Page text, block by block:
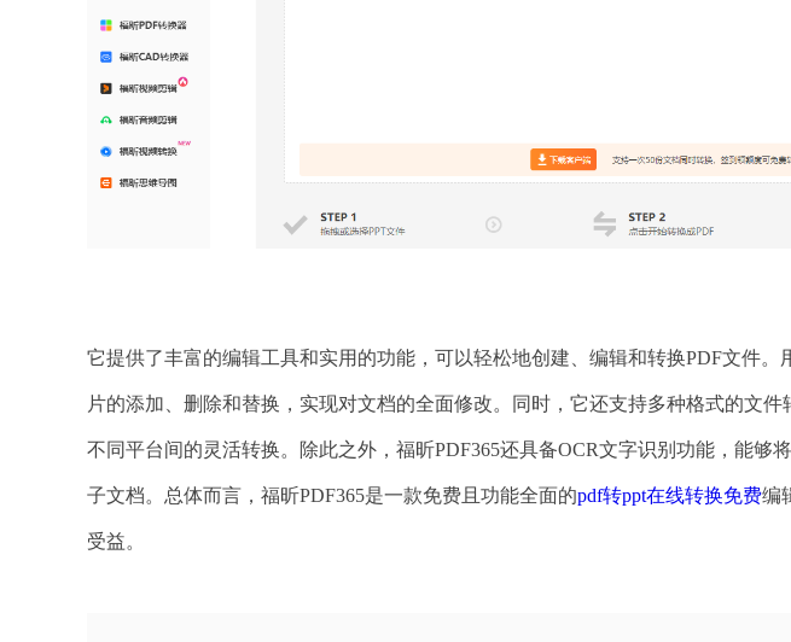
它提供了丰富的编辑工具和实用的功能，可以轻松地创建、编辑和转换PDF文件。
片的添加、删除和替换，实现对文档的全面修改。同时，它还支持多种格式的文件
不同平台间的灵活转换。除此之外，福昕PDF365还具备OCR文字识别功能，能够
子文档。总体而言，福昕PDF365是一款免费且功能全面的pdf转ppt在线转换免费编
受益。